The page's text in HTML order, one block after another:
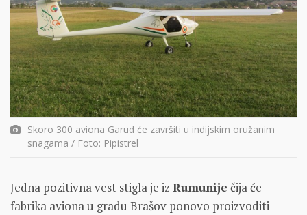
Skoro 300 aviona Garud će završiti u indijskim oružanim
snagama / Foto: Pipistrel
Jedna pozitivna vest stigla je iz Rumunije čija će
fabrika aviona u gradu Brašov ponovo proizvoditi